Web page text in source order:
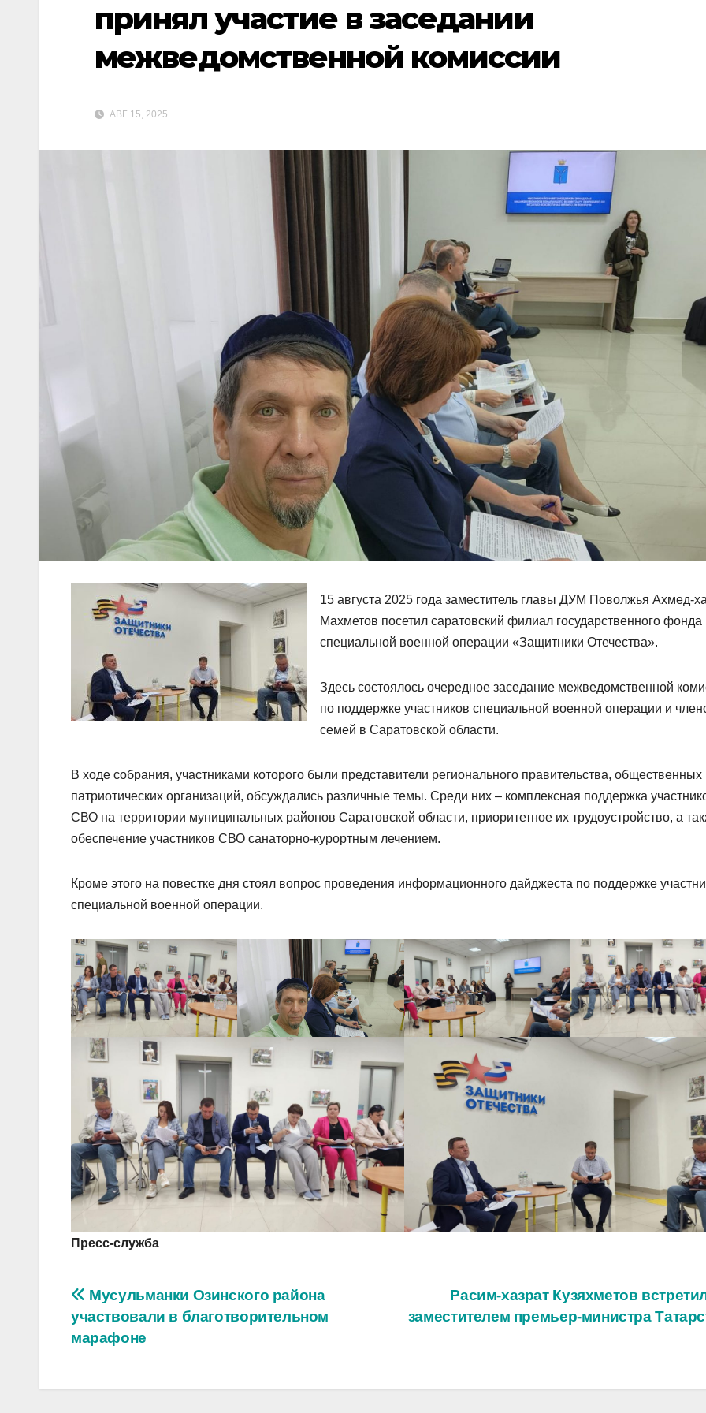
принял участие в заседании
межведомственной комиссии
АВГ 15, 2025
15 августа 2025 года заместитель главы ДУМ Поволжья Ахмед-
Махметов посетил саратовский филиал государственного фонда
специальной военной операции «Защитники Отечества».
Здесь состоялось очередное заседание межведомственной
по поддержке участников специальной военной операции и
семей в Саратовской области.
В ходе собрания, участниками которого были представители регионального правительства, общественных
патриотических организаций, обсуждались различные темы. Среди них – комплексная поддержка
СВО на территории муниципальных районов Саратовской области, приоритетное их трудоустройство, а
обеспечение участников СВО санаторно-курортным лечением.
Кроме этого на повестке дня стоял вопрос проведения информационного дайджеста по поддержке
специальной военной операции.
Пресс-служба
Навигация
по
Расим-хазрат Кузяхметов
заместителем премьер-министра
Мусульманки Озинского района
участвовали в благотворительном
марафоне